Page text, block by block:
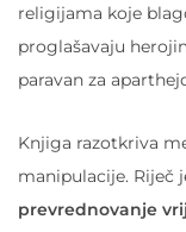
religijama koje
proglašavaju
paravan za
Knjiga razotkriva
manipulacije. Riječ
prevrednovanje